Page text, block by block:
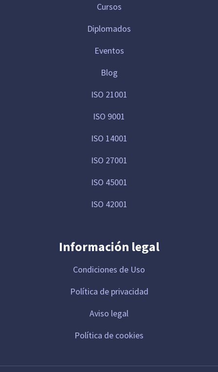
Cursos
Diplomados
Eventos
Blog
ISO 21001
ISO 9001
ISO 14001
ISO 27001
ISO 45001
ISO 42001
Información legal
Condiciones de Uso
Política de privacidad
Aviso legal
Política de cookies